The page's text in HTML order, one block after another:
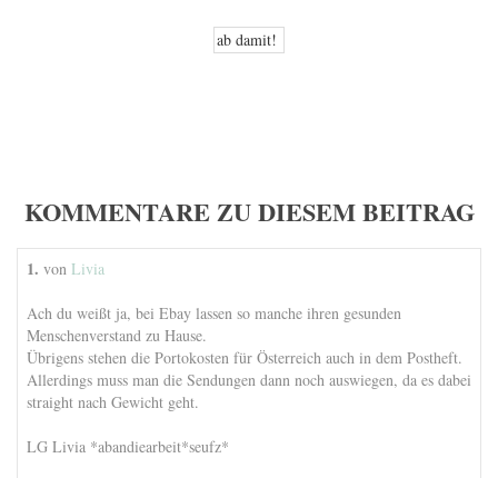
KOMMENTARE ZU DIESEM BEITRAG
1. von Livia
Ach du weißt ja, bei Ebay lassen so manche ihren gesunden
Menschenverstand zu Hause.
Übrigens stehen die Portokosten für Österreich auch in dem Postheft.
Allerdings muss man die Sendungen dann noch auswiegen, da es dabei
straight nach Gewicht geht.
LG Livia *abandiearbeit*seufz*